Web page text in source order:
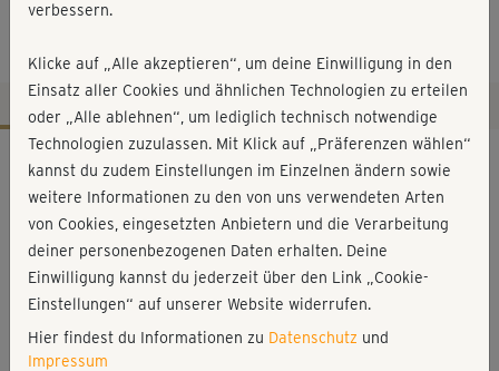
Roberts Muskeltraining - Stretching
Workout-Facts
leicht
8 Min
16 kcal
Robert Jurlina
Matte
verbessern.
Klicke auf „Alle akzeptieren“, um deine Einwilligung in den
Einsatz aller Cookies und ähnlichen Technologien zu erteilen
oder „Alle ablehnen“, um lediglich technisch notwendige
Technologien zuzulassen. Mit Klick auf „Präferenzen wählen“
kannst du zudem Einstellungen im Einzelnen ändern sowie
weitere Informationen zu den von uns verwendeten Arten
von Cookies, eingesetzten Anbietern und die Verarbeitung
deiner personenbezogenen Daten erhalten. Deine
Einwilligung kannst du jederzeit über den Link „Cookie-
Einstellungen“ auf unserer Website widerrufen.
Hier findest du Informationen zu Datenschutz und
Impressum